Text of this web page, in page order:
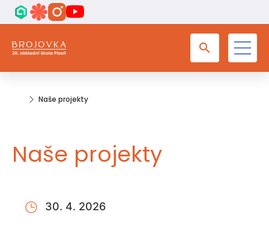
Naše projekty
Naše projekty
30. 4. 2026